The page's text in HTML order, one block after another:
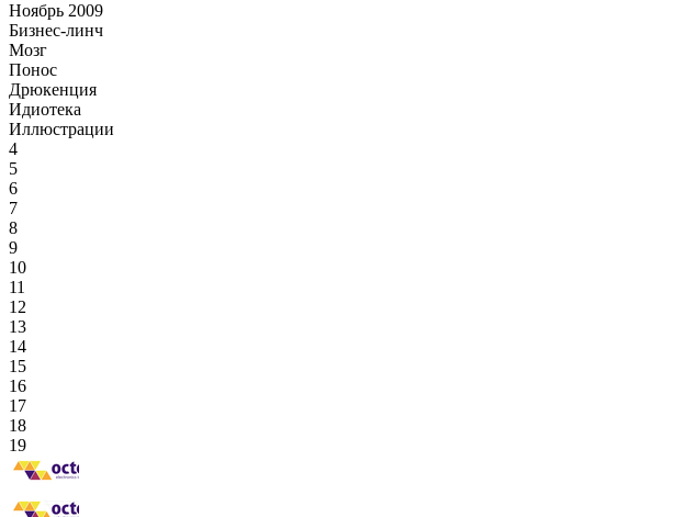
Ноябрь 2009
Бизнес-линч
Мозг
Понос
Дрюкенция
Идиотека
Иллюстрации
4
5
6
7
8
9
10
11
12
13
14
15
16
17
18
19